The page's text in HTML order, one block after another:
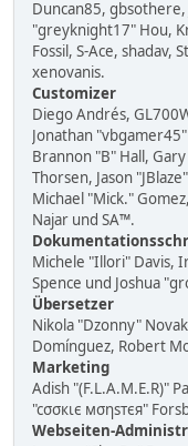
Duncan85, gbsothere,
"greyknight17" Hou,
Fossil, S-Ace, shadav,
xenovanis.
Customizer
Diego Andrés,
Jonathan
Brannon "B" Hall,
Thorsen, Jason
Michael "Mick."
Najar und SA™.
Michele "Illori" Davis,
Spence und Joshua
Übersetzer
Nikola "Dzonny"
Domínguez, Robert
Marketing
Adish "(F.L.A.M.E.R)"
"cσσкιє мσηѕтєя"
Webseiten-